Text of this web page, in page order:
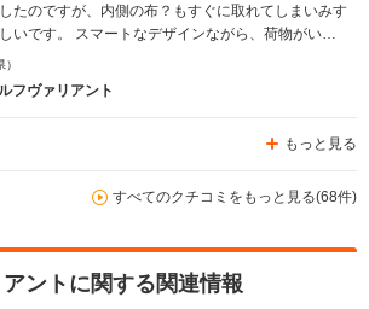
たのですが、内側の布？もすぐに取れてしまいみす
いです。 スマートなデザインながら、荷物がいっ
るのでとってもよい あまり人とかぶらない点もよ
とうによかったです。 燃費も思った以上に悪くな
いう感じのおしゃれな感じでした。ハンドルやホイー
ーにワーゲンのマークが付いているのも、いい意味
らしくて気に入っていました。ドアは重みがあり、閉
思っています。
フヴァリアント
もっと見る
すべてのクチコミをもっと見る(68件)
ントに関する関連情報